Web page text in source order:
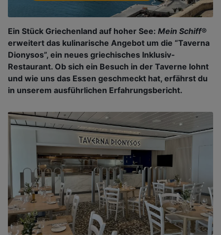
Ein Stück Griechenland auf hoher See: Mein Schiff®
erweitert das kulinarische Angebot um die “Taverna
Dionysos”, ein neues griechisches Inklusiv-
Restaurant. Ob sich ein Besuch in der Taverne lohnt
und wie uns das Essen geschmeckt hat, erfährst du
in unserem ausführlichen Erfahrungsbericht.